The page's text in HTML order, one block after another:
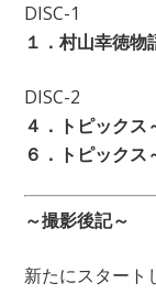
DISC-1
１．村山幸徳
DISC-2
４．トピック
６．トピック
～撮影後記～
新たにスタート